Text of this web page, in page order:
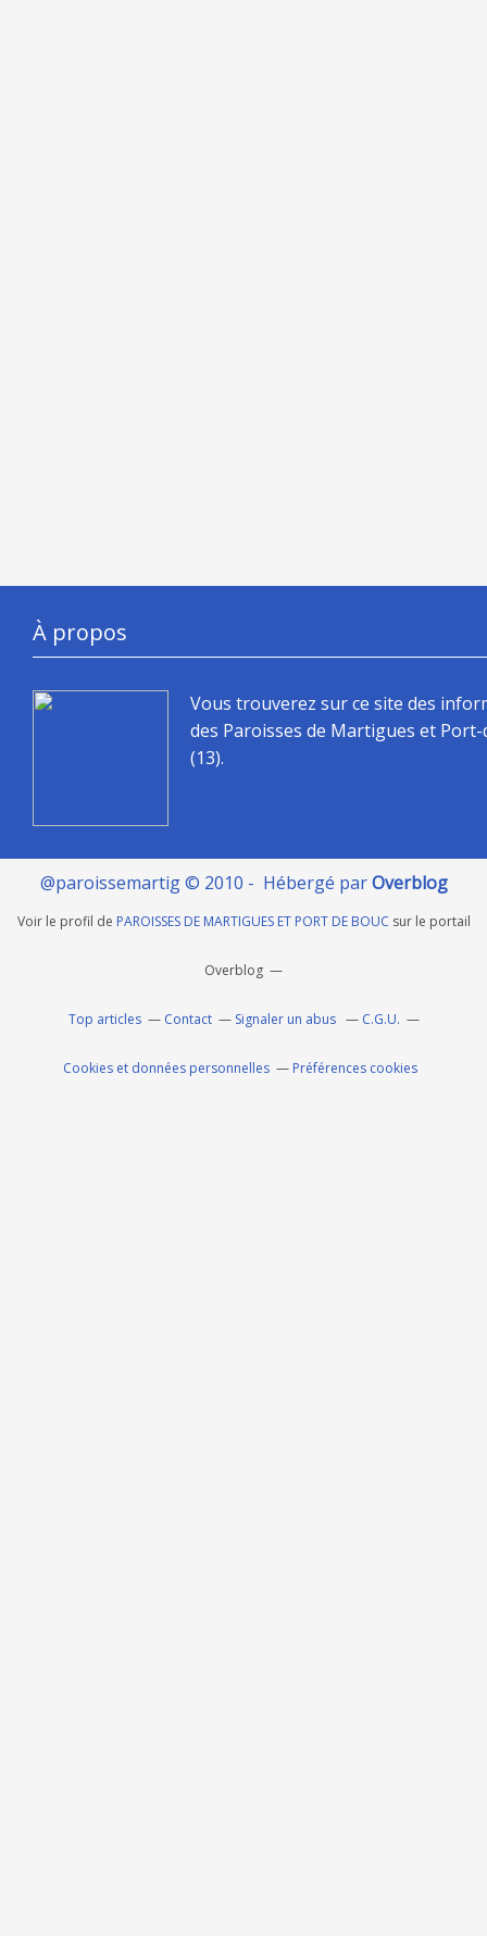
À propos
Vous trouverez sur ce site des
des Paroisses de Martigues et
(13).
@paroissemartig © 2010 - Hébergé parOverblog
Voir le profil de PAROISSES DE MARTIGUES ET PORT DE BOUC sur le portail
Overblog
Top articles Contact Signaler un abus C.G.U.
Cookies et données personnelles Préférences cookies